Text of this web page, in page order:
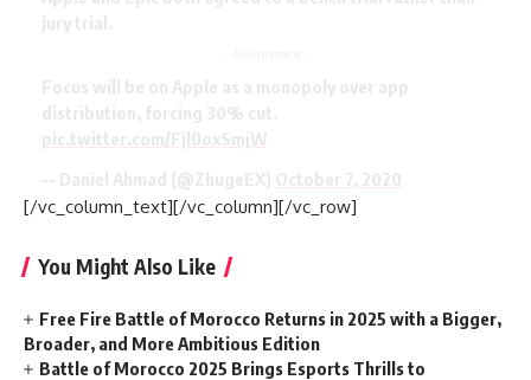
[/vc_column_text][/vc_column][/vc_row]
You Might Also Like
Free Fire Battle of Morocco Returns in 2025 with a Bigger,
Broader, and More Ambitious Edition
Battle of Morocco 2025 Brings Esports Thrills to